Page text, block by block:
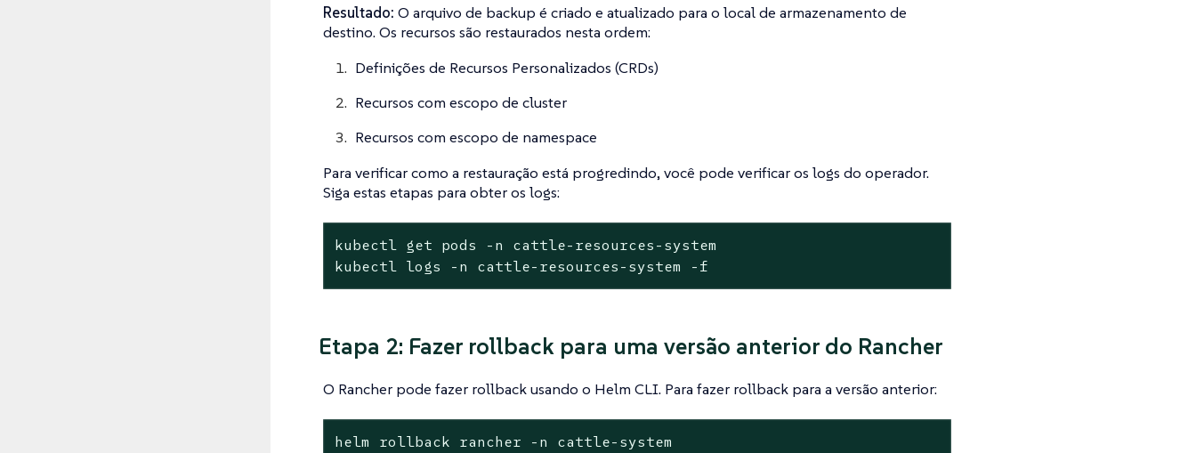
Resultado: O arquivo de backup é criado e atualizado para o local de armazenamento de
destino. Os recursos são restaurados nesta ordem:
Definições de Recursos Personalizados (CRDs)
Recursos com escopo de cluster
Recursos com escopo de namespace
Para verificar como a restauração está progredindo, você pode verificar os logs do operador.
Siga estas etapas para obter os logs:
kubectl get pods -n
cattle-resources-system
kubectl logs -n cattle-resources-system -f
Etapa 2: Fazer rollback para uma versão anterior do Rancher
O Rancher pode fazer rollback usando o Helm CLI. Para fazer rollback para a versão anterior:
helm rollback rancher -n cattle-system